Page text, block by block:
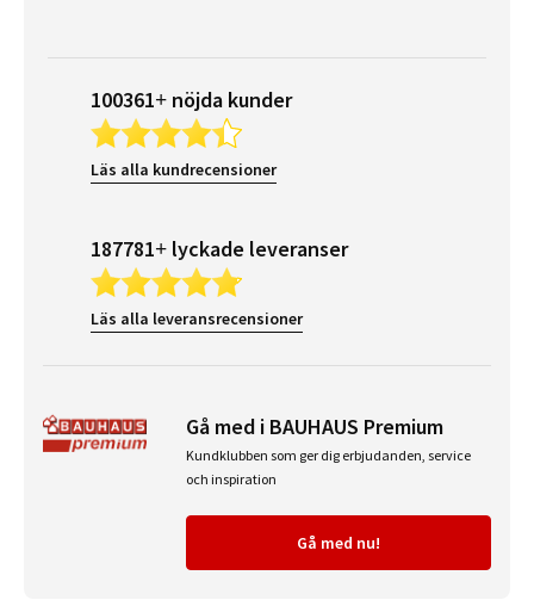
100361+ nöjda kunder
Läs alla kundrecensioner
187781+ lyckade leveranser
Läs alla leveransrecensioner
Gå med i BAUHAUS Premium
Kundklubben som ger dig erbjudanden, service
och inspiration
Gå med nu!